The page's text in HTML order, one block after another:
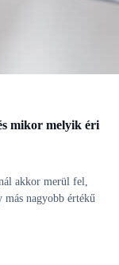
mikor melyik éri
akkor merül fel,
más nagyobb értékű